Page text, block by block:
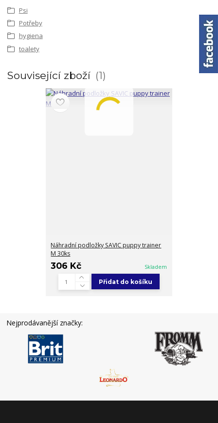
Psi
Potřeby
hygiena
toalety
Související zboží 1
Náhradní podložky SAVIC puppy trainer
M 30ks
306 Kč Skladem
Přidat do košíku
Nejprodávanější značky: